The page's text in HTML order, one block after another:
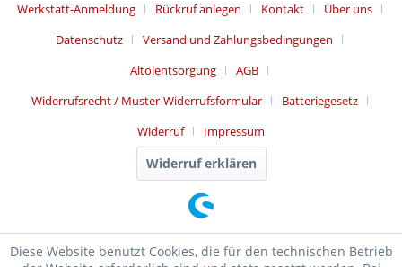
Werkstatt-Anmeldung
Rückruf anlegen Kontakt
Über uns
Datenschutz
Versand und Zahlungsbedingungen
Altölentsorgung
AGB
Widerrufsrecht / Muster-Widerrufsformular
Batteriegesetz
Widerruf
Impressum
Widerruf erklären
Diese Website benutzt Cookies, die für den technischen Betrieb